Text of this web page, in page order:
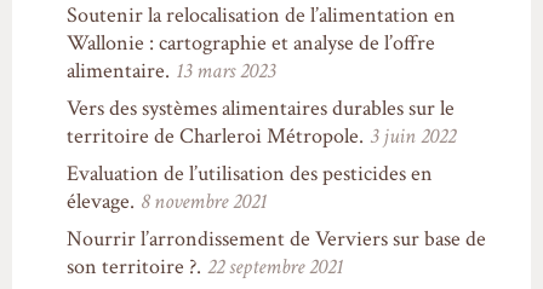
Soutenir la relocalisation de l’alimentation en
Wallonie : cartographie et analyse de l’offre
alimentaire. 13 mars 2023
Vers des systèmes alimentaires durables sur le
territoire de Charleroi Métropole. 3 juin 2022
Evaluation de l’utilisation des pesticides en
élevage. 8 novembre 2021
Nourrir l’arrondissement de Verviers sur base de
son territoire ?. 22 septembre 2021